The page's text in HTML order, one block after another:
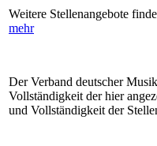
Weitere Stellenangebote
mehr
Der Verband deutscher
Vollständigkeit der hier
und Vollständigkeit der